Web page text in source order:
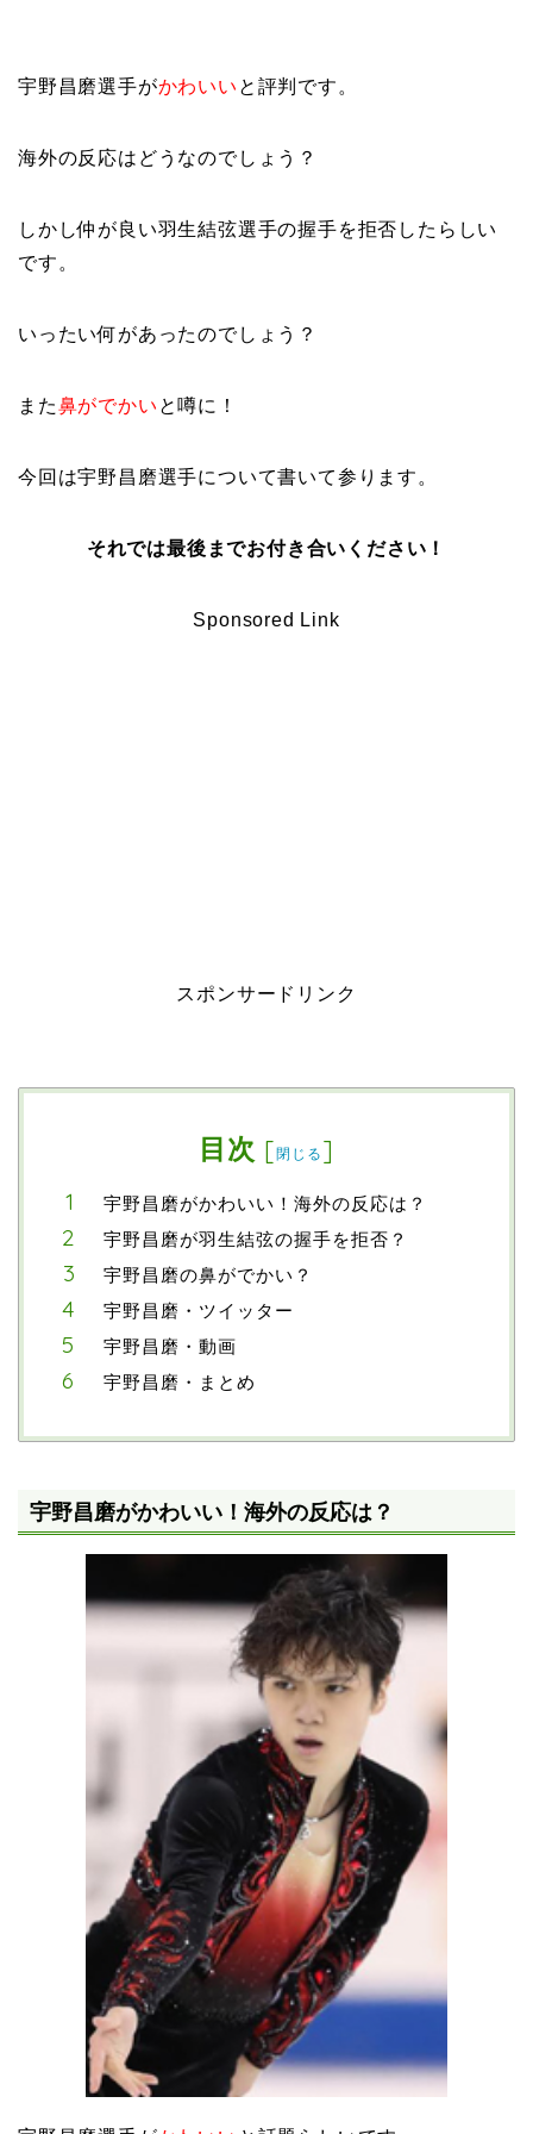
宇野昌磨選手がかわいい と評判です。
海外の反応はどうなのでしょう？
しかし仲が良い羽生結弦選手の握手を拒否したらしい
です。
いったい何があったのでしょう？
また鼻がでかい と噂に！
今回は宇野昌磨選手について書いて参ります。
それでは最後までお付き合いください！
Sponsored Link
スポンサードリンク
目次 [閉じる ]
宇野昌磨がかわいい！海外の反応は？
宇野昌磨が羽生結弦の握手を拒否？
宇野昌磨の鼻がでかい？
宇野昌磨・ツイッター
宇野昌磨・動画
宇野昌磨・まとめ
宇野昌磨がかわいい！海外の反応は？